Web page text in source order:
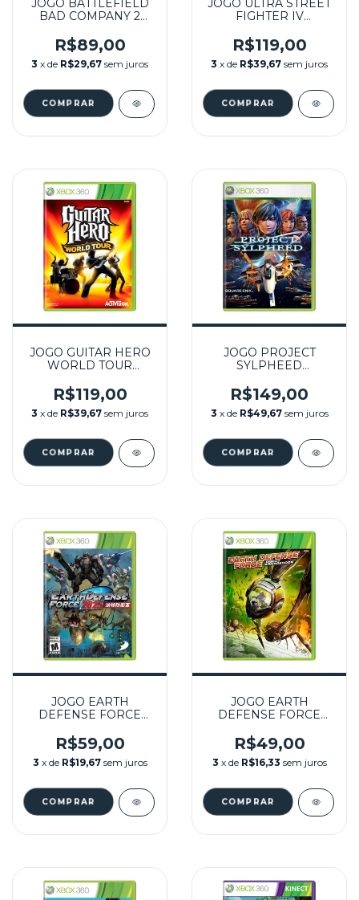
JOGO BATTLEFIELD
BAD COMPANY 2
360
R$89,00
3 x de R$29,67 sem juros
JOGO ULTRA STREET
FIGHTER IV
360
R$119,00
3 x de R$39,67 sem juros
JOGO GUITAR HERO
WORLD TOUR
360
R$119,00
3 x de R$39,67 sem juros
JOGO PROJECT
SYLPHEED
360
R$149,00
3 x de R$49,67 sem juros
JOGO EARTH
DEFENSE FORCE
XBOX 360
R$59,00
3 x de R$19,67 sem juros
JOGO EARTH
DEFENSE FORCE
SEMINOVO – XBOX
360
R$49,00
3 x de R$16,33 sem juros